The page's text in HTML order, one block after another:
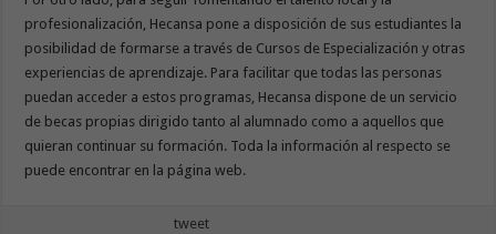
profesionalización, Hecansa pone a disposición de sus estudiantes la
posibilidad de formarse a través de Cursos de Especialización y otras
experiencias de aprendizaje. Para facilitar que todas las personas
puedan acceder a estos programas, Hecansa dispone de un servicio
de becas propias dirigido tanto al alumnado como a aquellos que
quieran continuar su formación. Toda la información al respecto se
puede encontrar en la página web.
tweet